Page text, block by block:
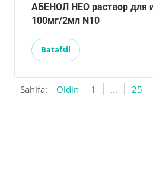
АБЕНОЛ НЕО раствор для
100мг/2мл N10
Batafsil
Sahifa: Oldin 1 ... 25